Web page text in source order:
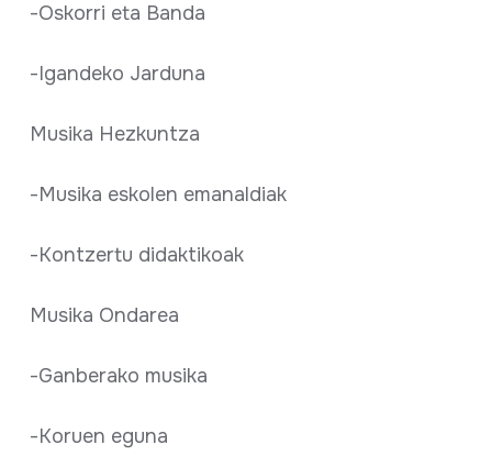
-Oskorri eta Banda
-Igandeko Jarduna
Musika Hezkuntza
-Musika eskolen emanaldiak
-Kontzertu didaktikoak
Musika Ondarea
-Ganberako musika
-Koruen eguna